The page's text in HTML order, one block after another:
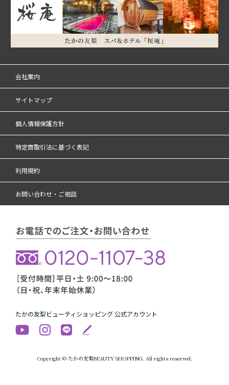
会社案内
サイトマップ
個人情報保護方針
特定商取引法に基づく表記
利用規約
お問い合わせ・ご相談
たかの友梨ビューティショッピング 公式アカウント
Copyright © たかの友梨BEAUTY SHOPPING. All rights reserved.